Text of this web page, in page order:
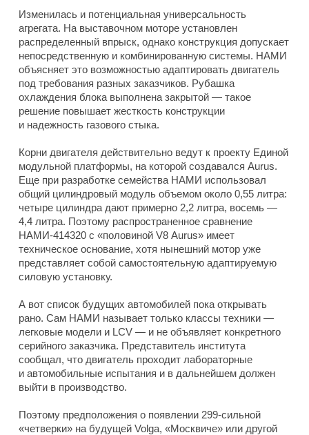
Изменилась и потенциальная универсальность
агрегата. На выставочном моторе установлен
распределенный впрыск, однако конструкция допускает
непосредственную и комбинированную системы. НАМИ
объясняет это возможностью адаптировать двигатель
под требования разных заказчиков. Рубашка
охлаждения блока выполнена закрытой — такое
решение повышает жесткость конструкции
и надежность газового стыка.
Корни двигателя действительно ведут к проекту Единой
модульной платформы, на которой создавался Aurus.
Еще при разработке семейства НАМИ использовал
общий цилиндровый модуль объемом около 0,55 литра:
четыре цилиндра дают примерно 2,2 литра, восемь —
4,4 литра. Поэтому распространенное сравнение
НАМИ-414320 с «половиной V8 Aurus» имеет
техническое основание, хотя нынешний мотор уже
представляет собой самостоятельную адаптируемую
силовую установку.
А вот список будущих автомобилей пока открывать
рано. Сам НАМИ называет только классы техники —
легковые модели и LCV — и не объявляет конкретного
серийного заказчика. Представитель института
сообщал, что двигатель проходит лабораторные
и автомобильные испытания и в дальнейшем должен
выйти в производство.
Поэтому предположения о появлении 299-сильной
«четверки» на будущей Volga, «Москвиче» или другой